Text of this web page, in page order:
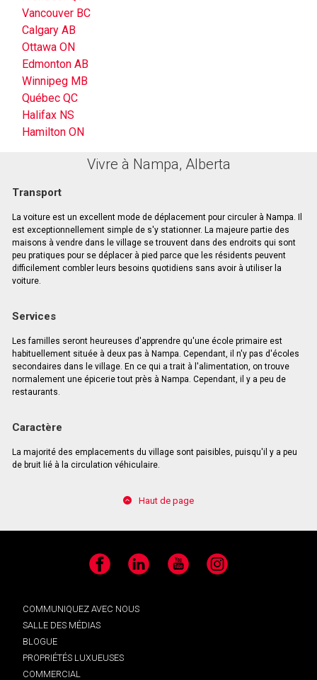
Vancouver BC
Calgary AB
Ottawa ON
Edmonton AB
Winnipeg MB
Québec QC
Halifax NS
Hamilton ON
Vivre à Nampa, Alberta
Transport
La voiture est un excellent mode de déplacement pour circuler à Nampa. Il
est exceptionnellement simple de s'y stationner. La majeure partie des
maisons à vendre dans le village se trouvent dans des endroits qui sont
peu pratiques pour se déplacer à pied parce que les résidents peuvent
difficilement combler leurs besoins quotidiens sans avoir à utiliser la
voiture.
Services
Les familles seront heureuses d'apprendre qu'une école primaire est
habituellement située à deux pas à Nampa. Cependant, il n'y pas d'écoles
secondaires dans le village. En ce qui a trait à l'alimentation, on trouve
normalement une épicerie tout près à Nampa. Cependant, il y a peu de
restaurants.
Caractère
La majorité des emplacements du village sont paisibles, puisqu'il y a peu
de bruit lié à la circulation véhiculaire.
Haut de page
Facebook LinkedIn YouTube Instagram
COMMUNIQUEZ AVEC NOUS
SALLE DES MÉDIAS
BLOGUE
PROPRIÉTÉS LUXUEUSES
COMMERCIAL